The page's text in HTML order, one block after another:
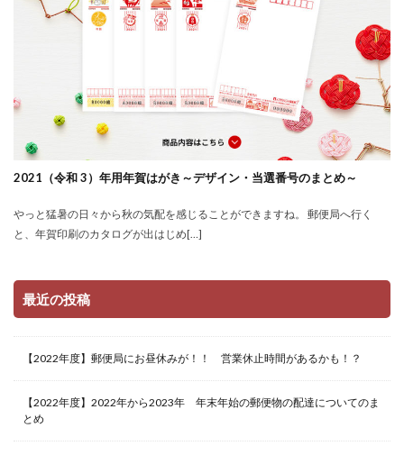
2021（令和 3）年用年賀はがき～デザイン・当選番号のまとめ～
やっと猛暑の日々から秋の気配を感じることができますね。 郵便局へ行く
と、年賀印刷のカタログが出はじめ[…]
最近の投稿
【2022年度】郵便局にお昼休みが！！ 営業休止時間があるかも！？
【2022年度】2022年から2023年 年末年始の郵便物の配達についてのま
とめ